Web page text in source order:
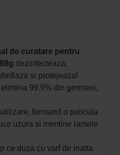
de curatare pentru
dezinfecteaza,
si protejeaza!
99.9% din germeni,
formand o pelicula
uzura si mentine lamele
ce duza cu varf de inalta